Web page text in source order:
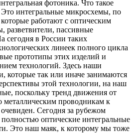
фотоника. Что такое
Это интегральные микросхемы, по
работают с оптическим
разветвители, пассивные
сегодня в России таких
линеек полного цикла
прототипы этих изделий и
технологий. Здесь наши
которые так или иначе занимаются
этой технологии, на наш
поскольку тренд движения от
проводникам к
Сегодня за рубежом
оптические интегральные
Это наш маяк, к которому мы тоже